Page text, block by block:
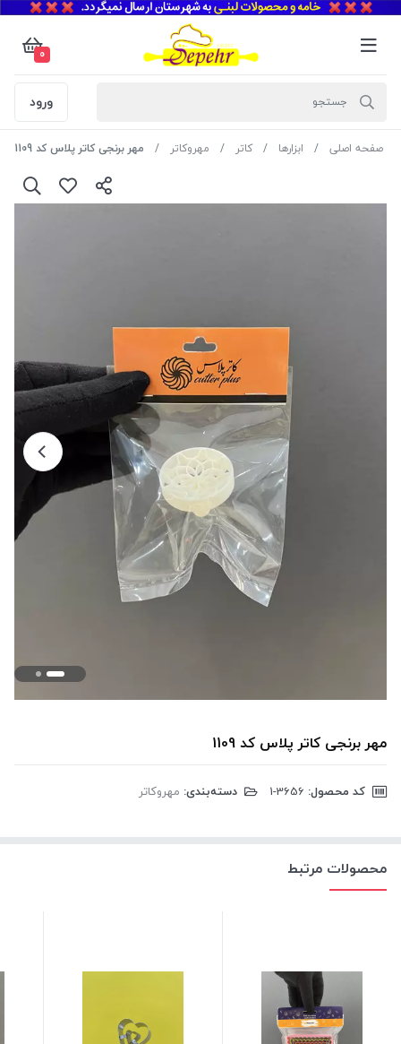
0
ورود
صفحه اصلی ابزارها کاتر مهروکاتر مهر برنجی کاتر پلاس کد 1109
مهر برنجی کاتر پلاس کد 1109
کد محصول: دسته‌بندی: مهروکاتر
محصولات مرتبط